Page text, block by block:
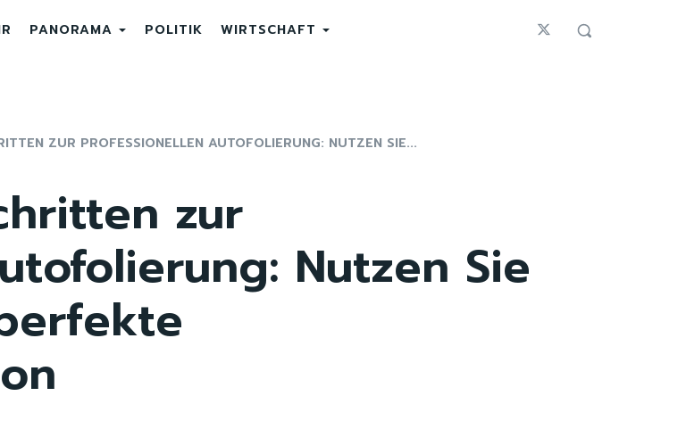
PANORAMA POLITIK WIRTSCHAFT
ZUR PROFESSIONELLEN AUTOFOLIERUNG: NUTZEN SIE...
zur
Nutzen Sie